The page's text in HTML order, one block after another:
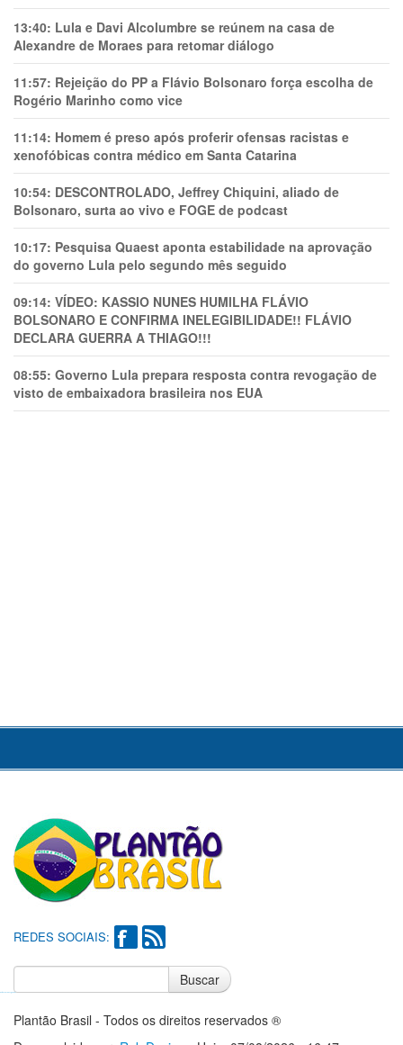
13:40: Lula e Davi Alcolumbre se reúnem na casa de
Alexandre de Moraes para retomar diálogo
11:57: Rejeição do PP a Flávio Bolsonaro força escolha de
Rogério Marinho como vice
11:14: Homem é preso após proferir ofensas racistas e
xenofóbicas contra médico em Santa Catarina
10:54: DESCONTROLADO, Jeffrey Chiquini, aliado de
Bolsonaro, surta ao vivo e FOGE de podcast
10:17: Pesquisa Quaest aponta estabilidade na aprovação
do governo Lula pelo segundo mês seguido
09:14: VÍDEO: KASSIO NUNES HUMlLHA FLÁVIO
BOLSONARO E CONFIRMA INELEGIBILIDADE!! FLÁVIO
DECLARA GUERRA A THIAGO!!!
08:55: Governo Lula prepara resposta contra revogação de
visto de embaixadora brasileira nos EUA
REDES SOCIAIS:
Buscar
Plantão Brasil - Todos os direitos reservados ®